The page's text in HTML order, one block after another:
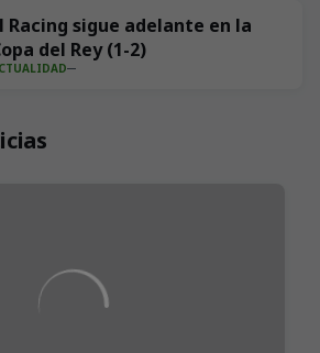
Racing sigue adelante en la
del Rey (1-2)